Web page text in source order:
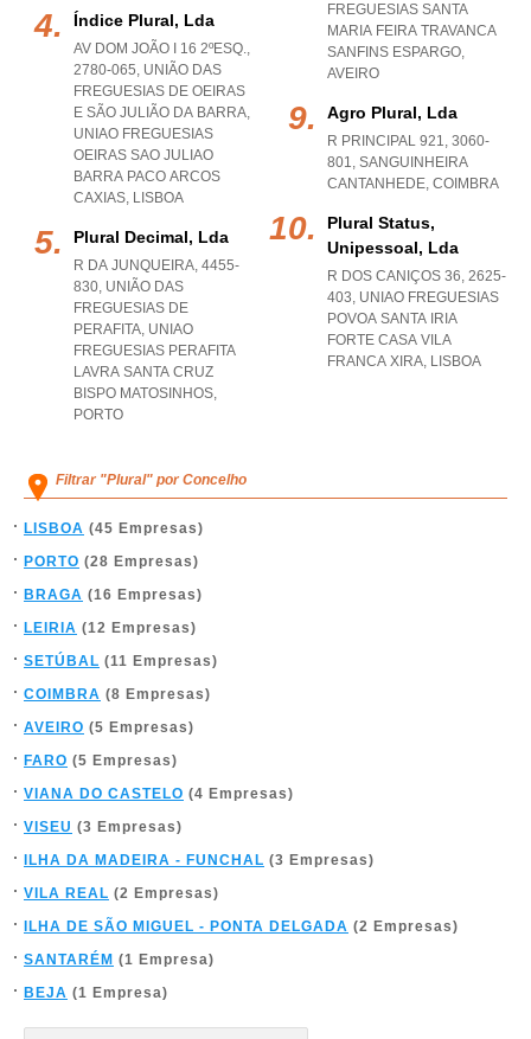
Índice Plural, Lda
AV DOM JOÃO I 16 2ºESQ.,
2780-065, UNIÃO DAS
FREGUESIAS DE OEIRAS
E SÃO JULIÃO DA BARRA,
UNIAO FREGUESIAS
OEIRAS SAO JULIAO
BARRA PACO ARCOS
CAXIAS, LISBOA
Plural Decimal, Lda
R DA JUNQUEIRA, 4455-
830, UNIÃO DAS
FREGUESIAS DE
PERAFITA, UNIAO
FREGUESIAS PERAFITA
LAVRA SANTA CRUZ
BISPO MATOSINHOS,
PORTO
FREGUESIAS SANTA
MARIA FEIRA TRAVANCA
SANFINS ESPARGO,
AVEIRO
Agro Plural, Lda
R PRINCIPAL 921, 3060-
801, SANGUINHEIRA
CANTANHEDE, COIMBRA
Plural Status,
Unipessoal, Lda
R DOS CANIÇOS 36, 2625-
403, UNIAO FREGUESIAS
POVOA SANTA IRIA
FORTE CASA VILA
FRANCA XIRA, LISBOA
Filtrar "Plural" por Concelho
LISBOA (45 Empresas)
PORTO (28 Empresas)
BRAGA (16 Empresas)
LEIRIA (12 Empresas)
SETÚBAL (11 Empresas)
COIMBRA (8 Empresas)
AVEIRO (5 Empresas)
FARO (5 Empresas)
VIANA DO CASTELO (4 Empresas)
VISEU (3 Empresas)
ILHA DA MADEIRA - FUNCHAL (3 Empresas)
VILA REAL (2 Empresas)
ILHA DE SÃO MIGUEL - PONTA DELGADA (2 Empresas)
SANTARÉM (1 Empresa)
BEJA (1 Empresa)